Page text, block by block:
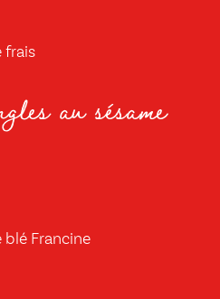
frais
au sésame
blé Francine